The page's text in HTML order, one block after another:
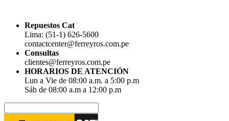
Repuestos Cat
Lima: (51-1) 626-5600
contactcenter@ferreyros.com.pe
Consultas
clientes@ferreyros.com.pe
HORARIOS DE ATENCIÓN
Lun a Vie de 08:00 a.m. a 5:00 p.m
Sáb de 08:00 a.m a 12:00 p.m